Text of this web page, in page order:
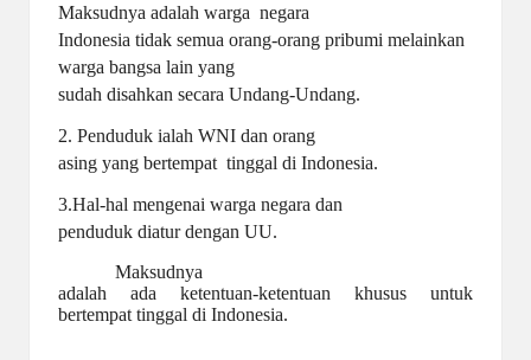
Maksudnya adalah warga negara
Indonesia tidak semua orang-orang pribumi melainkan
warga bangsa lain yang
sudah disahkan secara Undang-Undang.
2. Penduduk ialah WNI dan orang
asing yang bertempat tinggal di Indonesia.
3.Hal-hal mengenai warga negara dan
penduduk diatur dengan UU.
Maksudnya
adalah ada ketentuan-ketentuan khusus untuk
bertempat tinggal di Indonesia.